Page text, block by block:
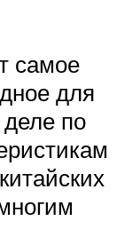
самое
для
по